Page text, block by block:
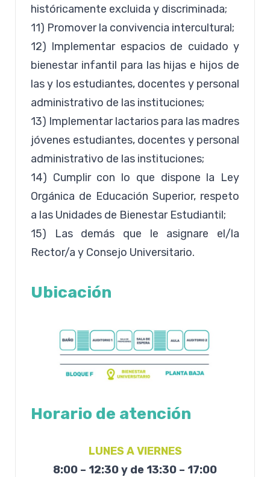
históricamente excluida y discriminada;
11) Promover la convivencia intercultural;
12) Implementar espacios de cuidado y
bienestar infantil para las hijas e hijos de
las y los estudiantes, docentes y personal
administrativo de las instituciones;
13) Implementar lactarios para las madres
jóvenes estudiantes, docentes y personal
administrativo de las instituciones;
14) Cumplir con lo que dispone la Ley
Orgánica de Educación Superior, respeto
a las Unidades de Bienestar Estudiantil;
15) Las demás que le asignare el/la
Rector/a y Consejo Universitario.
Ubicación
Horario de atención
LUNES A VIERNES
8:00 – 12:30 y de 13:30 – 17:00